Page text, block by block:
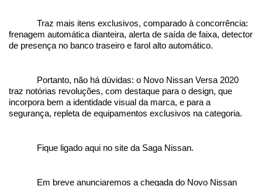
Traz mais itens exclusivos, comparado à concorrência:
frenagem automática dianteira, alerta de saída de faixa, detector
de presença no banco traseiro e farol alto automático.
Portanto, não há dúvidas: o Novo Nissan Versa 2020
traz notórias revoluções, com destaque para o design, que
incorpora bem a identidade visual da marca, e para a
segurança, repleta de equipamentos exclusivos na categoria.
Fique ligado aqui no site da Saga Nissan.
Em breve anunciaremos a chegada do Novo Nissan